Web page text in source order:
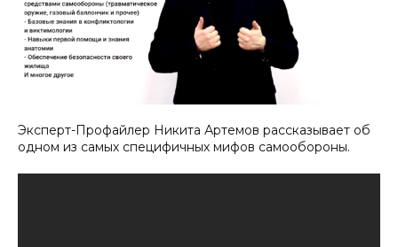
Эксперт-Профайлер Никита Артемов рассказывает об
одном из самых специфичных мифов самообороны.